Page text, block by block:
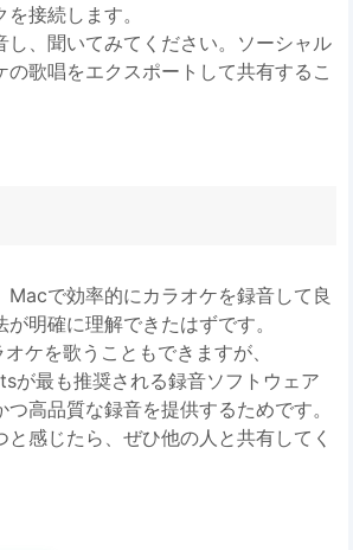
接続します。
し、聞いてみてください。ソーシャル
の歌唱をエクスポートして共有するこ
Macで効率的にカラオケを録音して良
明確に理解できたはずです。
ケを歌うこともできますが、
が最も推奨される録音ソフトウェア
高品質な録音を提供するためです。
と感じたら、ぜひ他の人と共有してく